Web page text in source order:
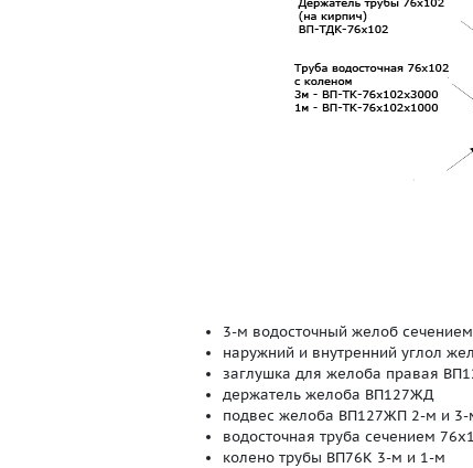
3-м водосточный желоб
наружний и внутренний углол
заглушка для желоба правая
держатель желоба ВП127ЖД
подвес желоба ВП127ЖП 2-м и 3-
водосточная труба сечением
колено трубы ВП76К 3-м и 1-м